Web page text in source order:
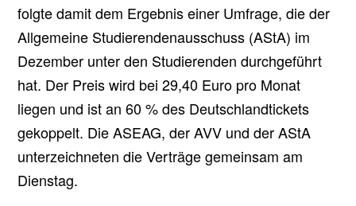
folgte damit dem Ergebnis einer Umfrage, die der
Allgemeine Studierendenausschuss (AStA) im
Dezember unter den Studierenden durchgeführt
hat. Der Preis wird bei 29,40 Euro pro Monat
liegen und ist an 60 % des Deutschlandtickets
gekoppelt. Die ASEAG, der AVV und der AStA
unterzeichneten die Verträge gemeinsam am
Dienstag.